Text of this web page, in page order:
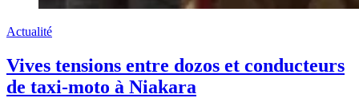
Actualité
Vives tensions entre dozos et conducteurs
de taxi-moto à Niakara